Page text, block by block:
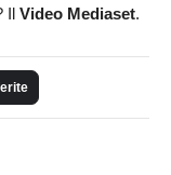
Video Mediaset.